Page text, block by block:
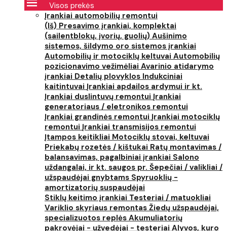
Visos prekės
Įrankiai automobilių remontui
(Iš) Presavimo įrankiai, komplektai
(sailentblokų, įvorių, guolių) Aušinimo
sistemos, šildymo oro sistemos įrankiai
Automobilių ir motociklų keltuvai Automobilių
pozicionavimo vežimėliai Avarinio atidarymo
įrankiai Detalių plovyklos Indukciniai
kaitintuvai Įrankiai apdailos ardymui ir kt.
Įrankiai duslintuvų remontui Įrankiai
generatoriaus / eletronikos remontui
Įrankiai grandinės remontui Įrankiai motociklų
remontui Įrankiai transmisijos remontui
Įtampos keitikliai Motociklų stovai, keltuvai
Priekabų rozetės / kištukai Ratų montavimas /
balansavimas, pagalbiniai įrankiai Salono
uždangalai, ir kt. saugos pr. Šepečiai / valikliai /
užspaudėjai gnybtams Spyruoklių -
amortizatorių suspaudėjai
Stiklų keitimo įrankiai Testeriai / matuokliai
Variklio skyriaus remontas Žiedų užspaudėjai,
specializuotos replės Akumuliatorių
pakrovėjai - užvedėjai - testeriai Alyvos, kuro